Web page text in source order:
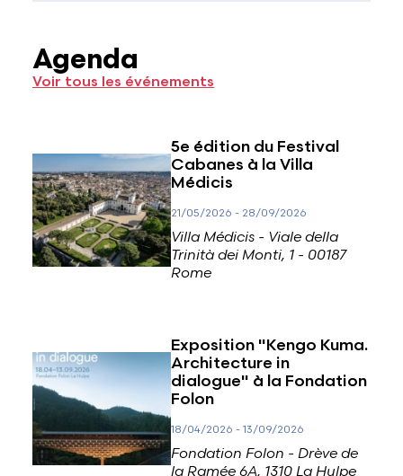
Agenda
Voir tous les événements
5e édition du Festival
Cabanes à la Villa
Médicis
21/05/2026 - 28/09/2026
Villa Médicis - Viale della
Trinità dei Monti, 1 - 00187
Rome
Exposition "Kengo Kuma.
Architecture in
dialogue" à la Fondation
Folon
18/04/2026 -13/09/2026
Fondation Folon - Drève de
la Ramée 6A, 1310 La Hulpe